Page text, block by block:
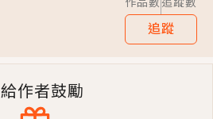
的一生將不由自主追逐著她……
，禁欲大佬爬墻偷吻小孕妻》坊間
太、不需要情人，卻寵愛著他的私人
直接穿越到遠古時代的那種......
追蹤
給作者鼓勵